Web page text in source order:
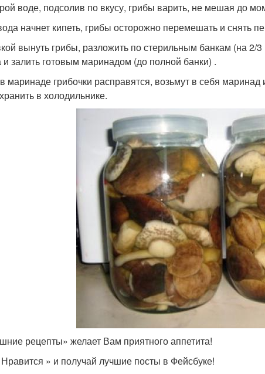
воде, подсолив по вкусу, грибы варить, не мешая до
начнет кипеть, грибы осторожно перемешать и снять
вынуть грибы, разложить по стерильным банкам (на 2/3
и залить готовым маринадом (до полной банки) .
маринаде грибочки расправятся, возьмут в себя
в холодильнике.
рецепты» желает Вам приятного аппетита!
» и получай лучшие посты в Фейсбуке!